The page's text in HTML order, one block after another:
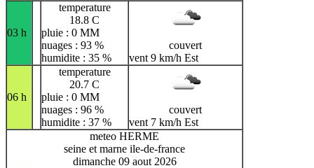
03 h
temperature
18.8 C
pluie : 0 MM
nuages : 93 %
humidite : 35 %
couvert
vent 9 km/h Est
06 h
temperature
20.7 C
pluie : 0 MM
nuages : 96 %
humidite : 37 %
couvert
vent 7 km/h Est
meteo HERME
seine et marne ile-de-france
dimanche 09 aout 2026